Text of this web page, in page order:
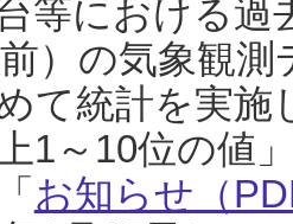
等における過
前）の気象観
て統計を実
1～10位の値
お知らせ（